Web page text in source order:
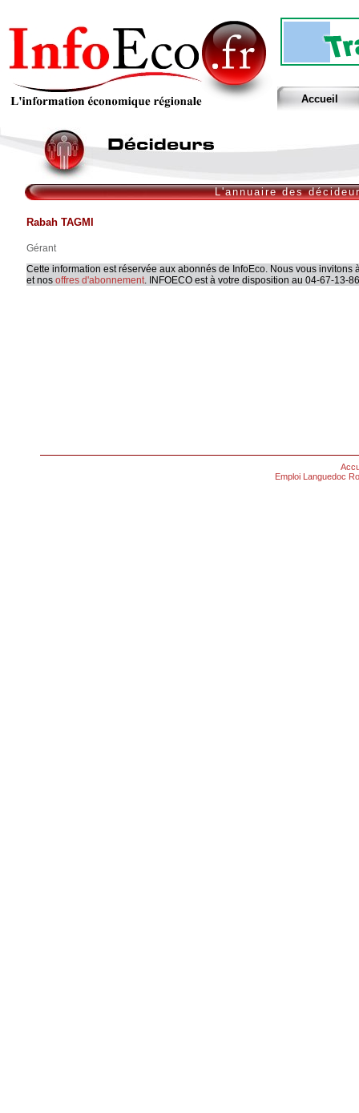
Accueil
L'annuaire des
Rabah TAGMI
Gérant
Cette information est réservée aux abonnés de InfoEco. Nous vous invitons
et nos offres d'abonnement. INFOECO est à votre disposition au 04-67-13-
Emploi Languedoc